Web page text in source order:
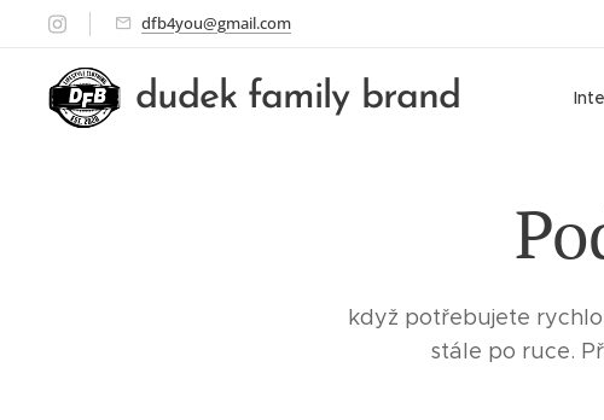
dfb4you@gmail.com
dudek family brand
když potřebujete
stále po ruce.